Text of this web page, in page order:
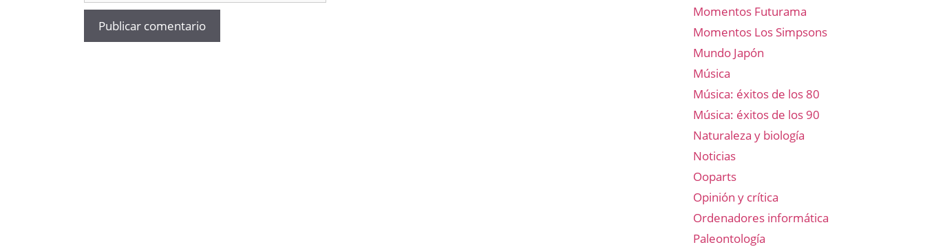
Momentos Futurama
Momentos Los Simpsons
Mundo Japón
Música
Música: éxitos de los 80
Música: éxitos de los 90
Naturaleza y biología
Noticias
Ooparts
Opinión y crítica
Ordenadores informática
Paleontología